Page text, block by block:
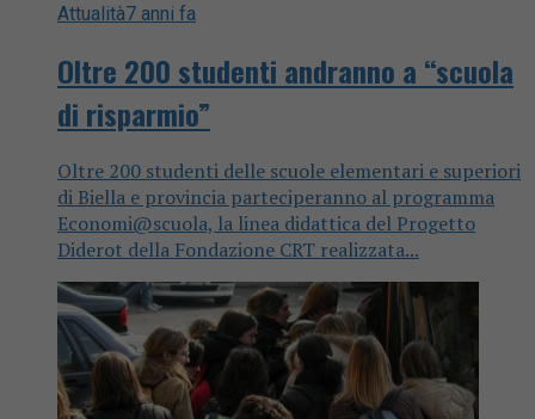
Attualità7 anni fa
Oltre 200 studenti andranno a “scuola
di risparmio”
Oltre 200 studenti delle scuole elementari e superiori
di Biella e provincia parteciperanno al programma
Economi@scuola, la linea didattica del Progetto
Diderot della Fondazione CRT realizzata...